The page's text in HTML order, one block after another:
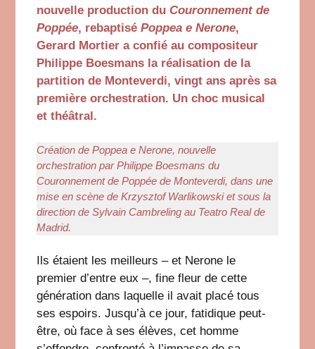
nouvelle production du Couronnement de
Poppée, rebaptiséPoppea e Nerone,
Gerard Mortier a confié au compositeur
Philippe Boesmans la réalisation de la
partition de Monteverdi, vingt ans après sa
première orchestration. Un choc musical
et théâtral.
Création de Poppea e Nerone, nouvelle
orchestration par Philippe Boesmans du
Couronnement de Poppée de Monteverdi, dans une
mise en scène de Krzysztof Warlikowski et sous la
direction de Sylvain Cambreling au Teatro Real de
Madrid.
Ils étaient les meilleurs – et Nerone le
premier d’entre eux –, fine fleur de cette
génération dans laquelle il avait placé tous
ses espoirs. Jusqu’à ce jour, fatidique peut-
être, où face à ses élèves, cet homme